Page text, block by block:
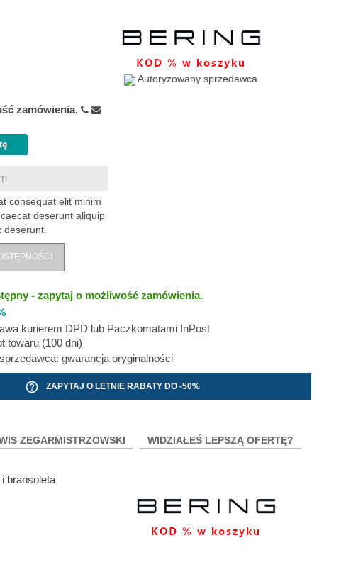
Autoryzowany sprzedawca
zamówienia.
consequat elit minim
deserunt aliquip
deserunt.
- zapytaj o możliwość zamówienia.
kurierem DPD lub Paczkomatami InPost
towaru (100 dni)
gwarancja oryginalności
help_outline ZAPYTAJ O LETNIE RABATY DO -50%
ZEGARMISTRZOWSKI WIDZIAŁEŚ LEPSZĄ OFERTĘ?
bransoleta